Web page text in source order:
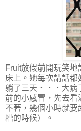
Fruit放假前開玩笑
床上。她每次講話
躺了三天．．．大病
前的小感冒，先去看
不著，幾個小時就
糟的時候）。